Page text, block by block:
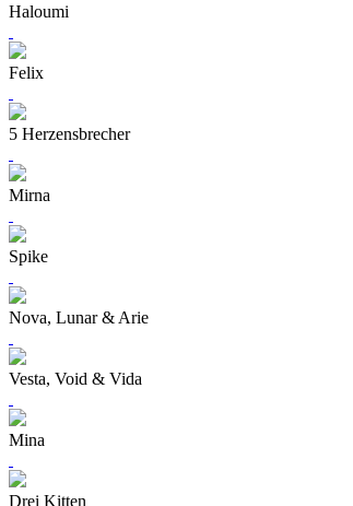
Haloumi
Felix
5 Herzensbrecher
Mirna
Spike
Nova, Lunar & Arie
Vesta, Void & Vida
Mina
Drei Kitten